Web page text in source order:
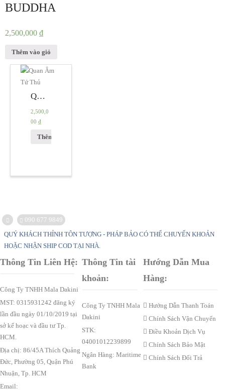
BUDDHA
2,500,000 ₫
Thêm vào giỏ
QUAN ÂM TỨ THỦ – AVALOKITESVARA
2,500,0
00 ₫
Thêm vào giỏ
090 677 9849
QUÝ KHÁCH THỈNH TÔN TƯỢNG - PHÁP BẢO CÓ THỂ CHUYỂN KHOẢN
HOẶC NHẬN SHIP COD TẠI NHÀ.
Thông Tin Liên Hệ:
Công Ty TNHH Mala Dakini
MST: 0315931242 đăng ký
lần đầu ngày 01/10/2019 tại
sở kế hoạc và đầu tư Tp.
HCM.
Địa chị: 86/45A Thích Quảng
Đức, Phường 05, Quận Phú
Nhuận, Tp. HCM
Email:
Thông Tin tài
khoản:
Công Ty TNHH Mala
Dakini
STK:
04001012239899
Ngân Hàng: Maritime
Bank
Hướng Dẫn Mua
Hàng:
Hướng Dẫn Thanh Toán
Chính Sách Vận Chuyển
Điều Khoản Dịch Vụ
Chính Sách Bảo Mật
Chính Sách Đổi Trả